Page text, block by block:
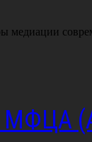
медиации
МФЦА